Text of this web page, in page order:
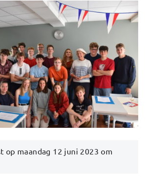
op maandag 12 juni 2023 om